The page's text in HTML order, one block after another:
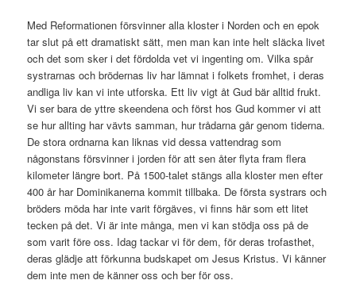
Med Reformationen försvinner alla kloster i Norden och en epok
tar slut på ett dramatiskt sätt, men man kan inte helt släcka livet
och det som sker i det fördolda vet vi ingenting om. Vilka spår
systrarnas och brödernas liv har lämnat i folkets fromhet, i deras
andliga liv kan vi inte utforska. Ett liv vigt åt Gud bär alltid frukt.
Vi ser bara de yttre skeendena och först hos Gud kommer vi att
se hur allting har vävts samman, hur trådarna går genom tiderna.
De stora ordnarna kan liknas vid dessa vattendrag som
någonstans försvinner i jorden för att sen åter flyta fram flera
kilometer längre bort. På 1500-talet stängs alla kloster men efter
400 år har Dominikanerna kommit tillbaka. De första systrars och
bröders möda har inte varit förgäves, vi finns här som ett litet
tecken på det. Vi är inte många, men vi kan stödja oss på de
som varit före oss. Idag tackar vi för dem, för deras trofasthet,
deras glädje att förkunna budskapet om Jesus Kristus. Vi känner
dem inte men de känner oss och ber för oss.